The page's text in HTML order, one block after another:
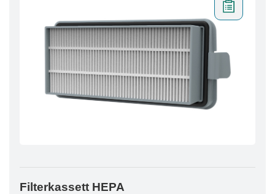
Filterkassett HEPA